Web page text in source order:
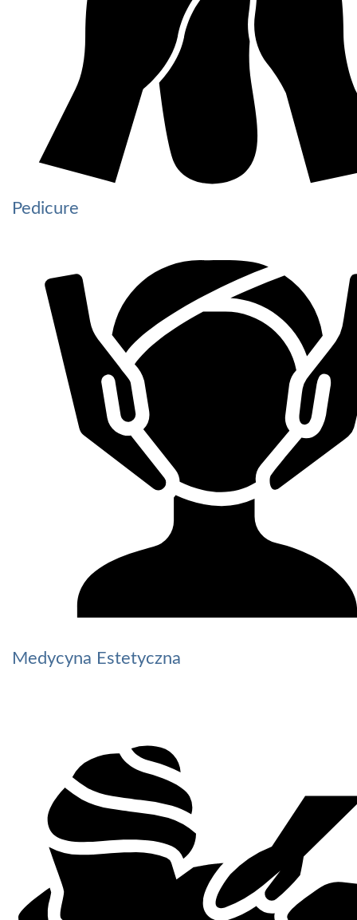
Pedicure
Medycyna Estetyczna